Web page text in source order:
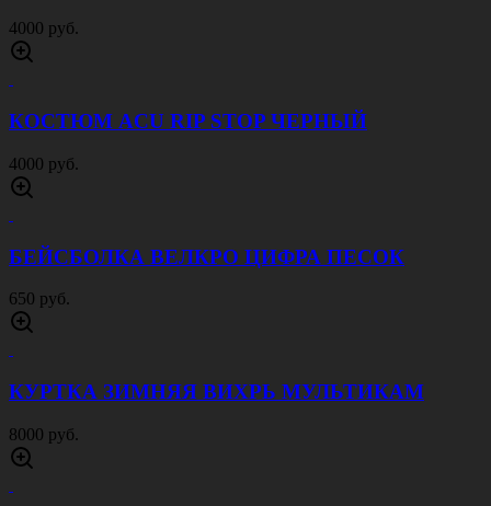
4000 руб.
КОСТЮМ ACU RIP STOP ЧЕРНЫЙ
4000 руб.
БЕЙСБОЛКА ВЕЛКРО ЦИФРА ПЕСОК
650 руб.
КУРТКА ЗИМНЯЯ ВИХРЬ МУЛЬТИКАМ
8000 руб.